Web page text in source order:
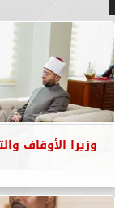
وزيرا الأوقاف